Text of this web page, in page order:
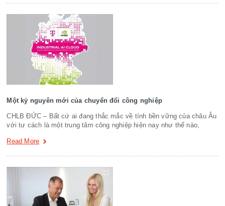
Một kỷ nguyên mới của chuyển đổi công nghiệp
CHLB ĐỨC – Bất cứ ai đang thắc mắc về tính bền vững của châu Âu
với tư cách là một trung tâm công nghiệp hiện nay như thế nào,
Read More